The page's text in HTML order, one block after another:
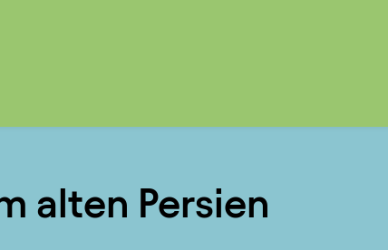
alten Persien